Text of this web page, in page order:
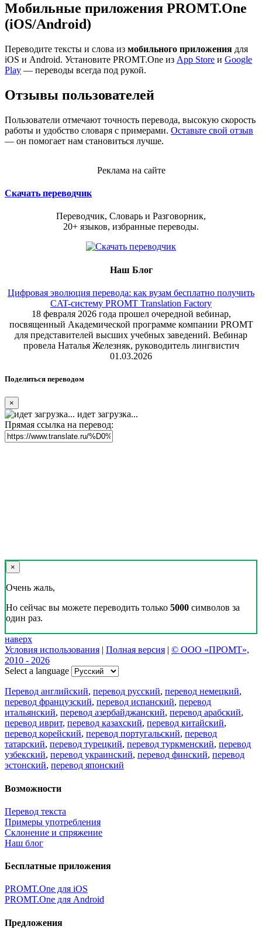
Мобильные приложения PROMT.One
(iOS/Android)
Переводите тексты и слова из мобильного приложения для
iOS и Android. Установите PROMT.One из App Store и Google
Play — переводы всегда под рукой.
Отзывы пользователей
Пользователи отмечают точность перевода, высокую скорость
работы и удобство словаря с примерами. Оставьте свой отзыв
— он помогает нам становиться лучше.
Реклама на сайте
Скачать переводчик
Переводчик, Словарь и Разговорник,
20+ языков, избранные переводы.
Наш Блог
Цифровая эволюция перевода: как вузам бесплатно получить
CAT-систему PROMT Translation Factory
18 февраля 2026 года прошел очередной вебинар,
посвященный Академической программе компании PROMT
для представителей высших учебных заведений. Вебинар
провела Наталья Железняк, руководитель лингвистич
01.03.2026
Поделиться переводом
×
идет загрузка...
Прямая ссылка на перевод:
×
Очень жаль,
Но сейчас вы можете переводить только 5000 символов за
один раз.
наверх
Условия использования | Полная версия | © ООО «ПРОМТ»,
2010 - 2026
Select a language
Перевод английский, перевод русский, перевод немецкий,
перевод французский, перевод испанский, перевод
итальянский, перевод азербайджанский, перевод арабский,
перевод иврит, перевод казахский, перевод китайский,
перевод корейский, перевод португальский, перевод
татарский, перевод турецкий, перевод туркменский, перевод
узбекский, перевод украинский, перевод финский, перевод
эстонский, перевод японский
Возможности
Перевод текста
Примеры употребления
Склонение и спряжение
Наш блог
Бесплатные приложения
PROMT.One для iOS
PROMT.One для Android
Предложения